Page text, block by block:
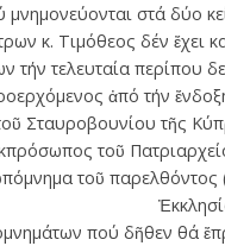
στά δύο
κ. Τιμόθεος δέν ἔχει
τήν τελευταία περίπου
ἀπό τήν
Σταυροβουνίου τῆς
τοῦ
τοῦ
πού δῆθεν θά